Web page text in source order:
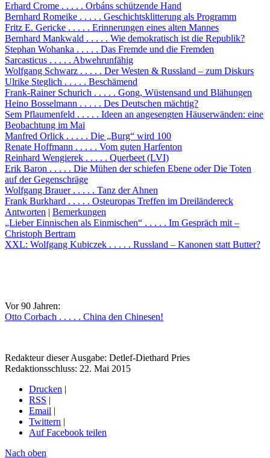
Erhard Crome . . . . . Orbáns schützende Hand
Bernhard Romeike . . . . . Geschichtsklitterung als Programm
Fritz E. Gericke . . . . . Erinnerungen eines alten Mannes
Bernhard Mankwald . . . . . Wie demokratisch ist die Republik?
Stephan Wohanka . . . . . Das Fremde und die Fremden
Sarcasticus . . . . . Abwehrunfähig
Wolfgang Schwarz . . . . . Der Westen & Russland – zum Diskurs
Ulrike Steglich . . . . . Beschämend
Frank-Rainer Schurich . . . . . Gong, Wüstensand und Blähungen
Heino Bosselmann . . . . . Des Deutschen mächtig?
Sem Pflaumenfeld . . . . . Ideen an angesengten Häuserwänden: eine
Beobachtung im Mai
Manfred Orlick . . . . . Die „Burg“ wird 100
Renate Hoffmann . . . . . Vom guten Harfenton
Reinhard Wengierek . . . . . Querbeet (LVI)
Erik Baron . . . . . Die Mühen der schiefen Ebene oder Die Toten
auf der Gegenschräge
Wolfgang Brauer . . . . . Tanz der Ahnen
Frank Burkhard . . . . . Osteuropas Treffen im Dreiländereck
Antworten | Bemerkungen
„Lieber Einnischen als Einmischen“ . . . . . Im Gespräch mit –
Christoph Bertram
XXL: Wolfgang Kubiczek . . . . . Russland – Kanonen statt Butter?
Vor 90 Jahren:
Otto Corbach . . . . . China den Chinesen!
Redakteur dieser Ausgabe: Detlef-Diethard Pries
Redaktionsschluss: 22. Mai 2015
Drucken |
RSS |
Email |
Twittern |
Auf Facebook teilen
Nach oben